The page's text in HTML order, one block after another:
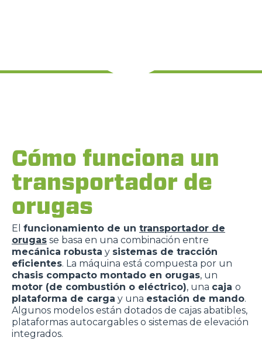
Cómo funciona un
transportador de
orugas
El funcionamiento de un transportador de
orugas se basa en una combinación entre
mecánica robusta y sistemas de tracción
eficientes. La máquina está compuesta por un
chasis compacto montado en orugas, un
motor (de combustión o eléctrico), una caja o
plataforma de carga y una estación de mando.
Algunos modelos están dotados de cajas abatibles,
plataformas autocargables o sistemas de elevación
integrados.